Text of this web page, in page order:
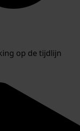
op de tijdlijn